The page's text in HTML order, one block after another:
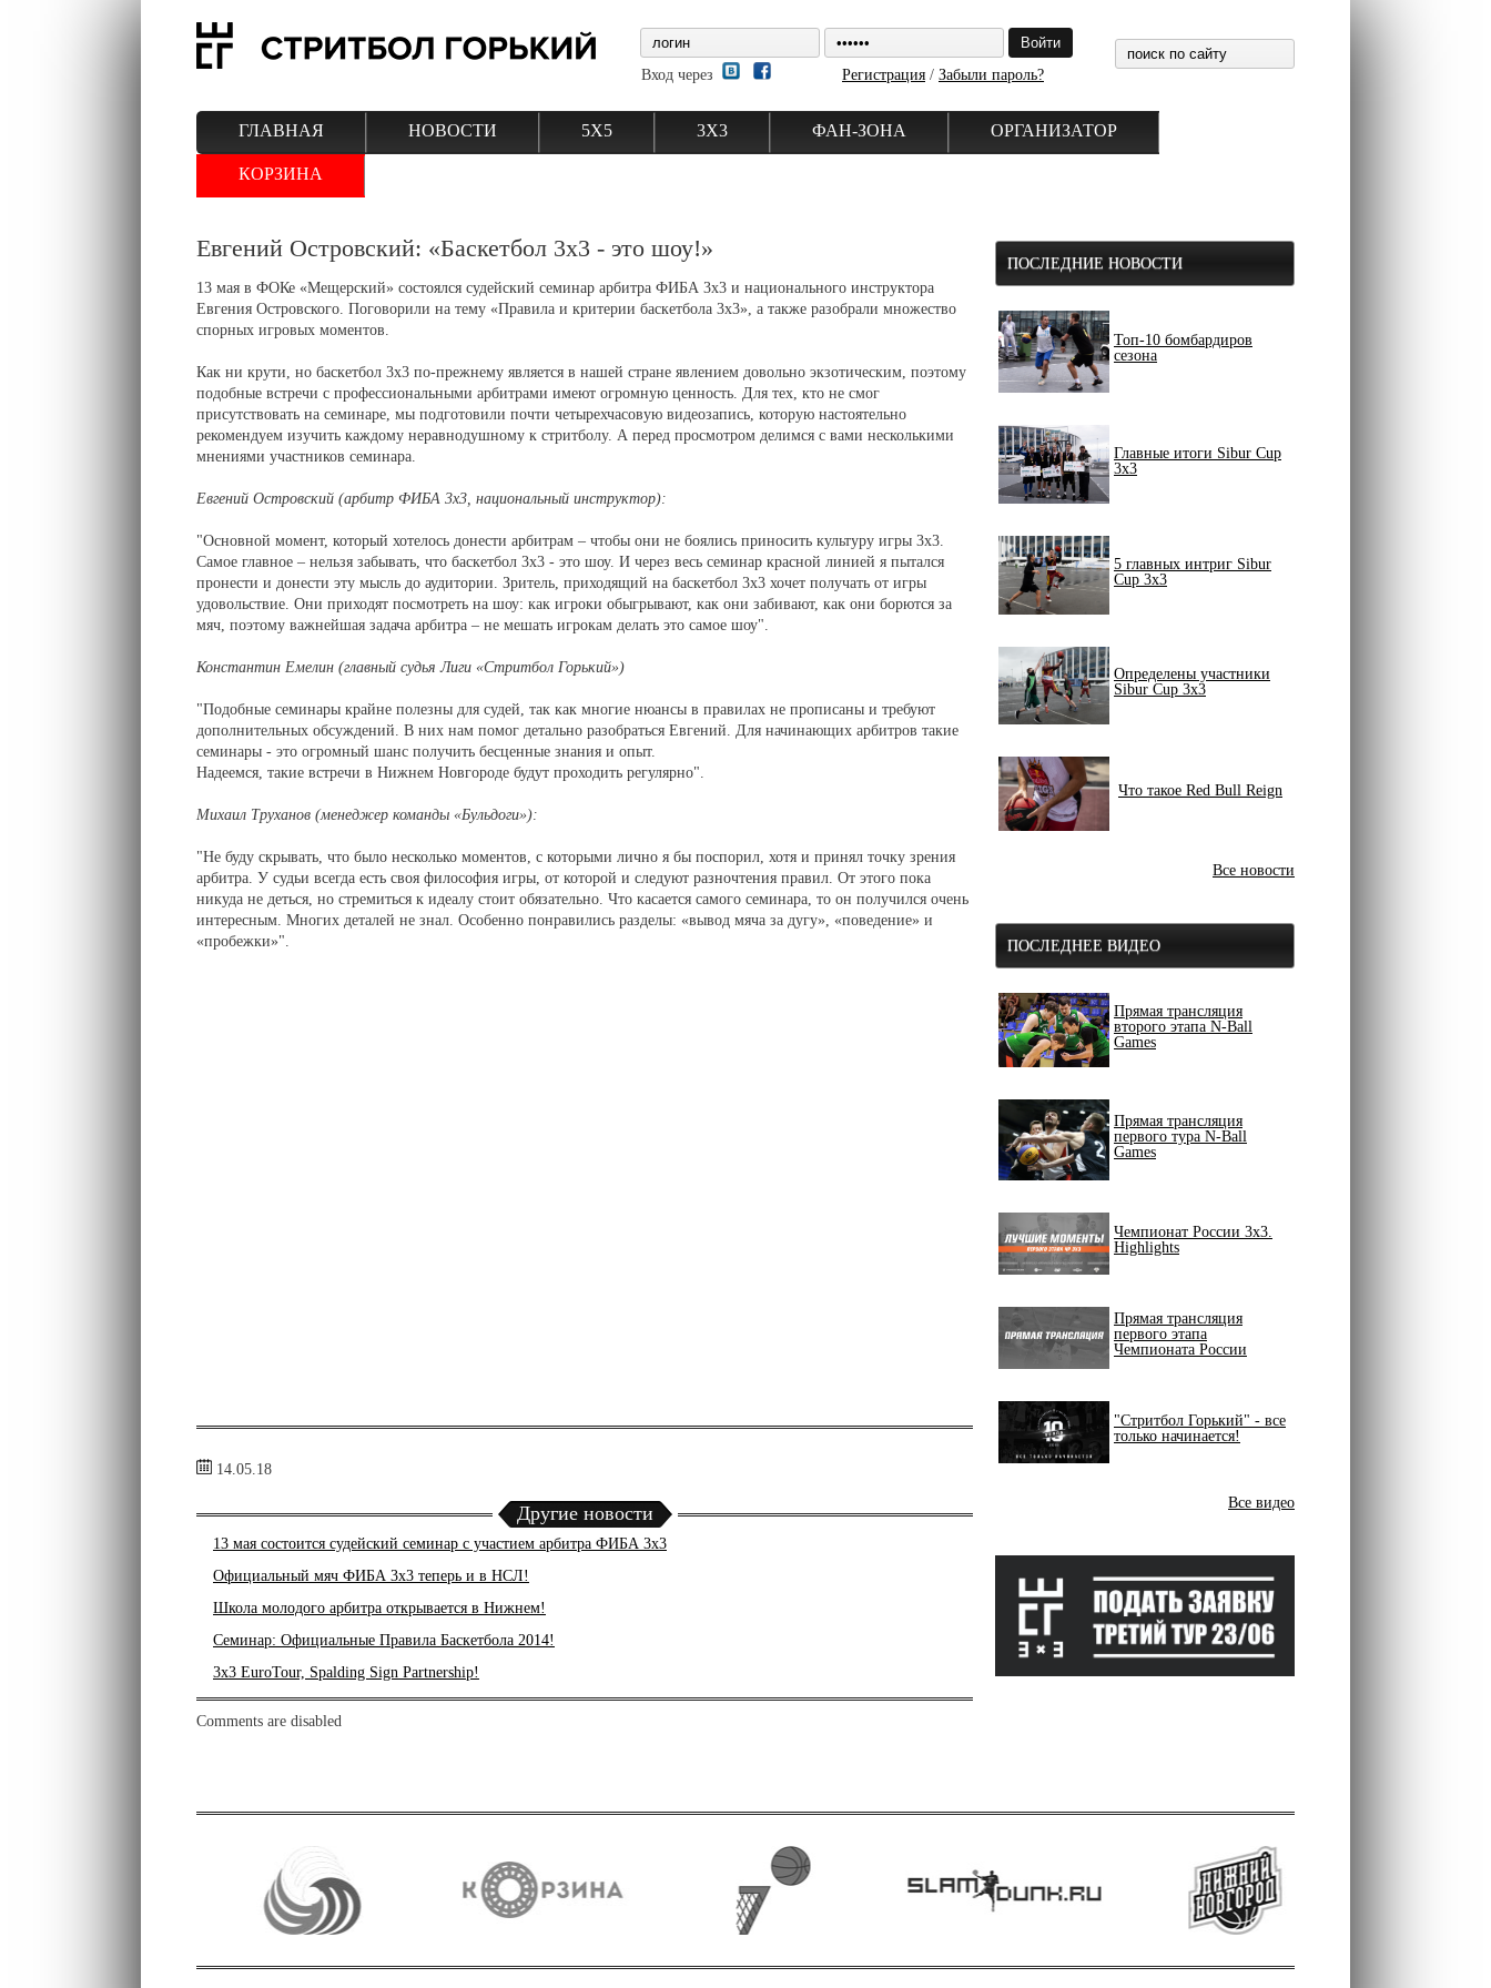
Вход через Регистрация / Забыли пароль?
ГЛАВНАЯ НОВОСТИ 5Х5 3Х3 ФАН-ЗОНА ОРГАНИЗАТОР
КОРЗИНА
Евгений Островский: «Баскетбол 3х3 - это шоу!»
13 мая в ФОКе «Мещерский» состоялся судейский семинар арбитра ФИБА 3х3 и национального инструктора
Евгения Островского. Поговорили на тему «Правила и критерии баскетбола 3x3», а также разобрали множество
спорных игровых моментов.
Как ни крути, но баскетбол 3x3 по-прежнему является в нашей стране явлением довольно экзотическим, поэтому
подобные встречи с профессиональными арбитрами имеют огромную ценность. Для тех, кто не смог
присутствовать на семинаре, мы подготовили почти четырехчасовую видеозапись, которую настоятельно
рекомендуем изучить каждому неравнодушному к стритболу. А перед просмотром делимся с вами несколькими
мнениями участников семинара.
Евгений Островский (арбитр ФИБА 3х3, национальный инструктор):
"Основной момент, который хотелось донести арбитрам – чтобы они не боялись приносить культуру игры 3х3.
Самое главное – нельзя забывать, что баскетбол 3х3 - это шоу. И через весь семинар красной линией я пытался
пронести и донести эту мысль до аудитории. Зритель, приходящий на баскетбол 3x3 хочет получать от игры
удовольствие. Они приходят посмотреть на шоу: как игроки обыгрывают, как они забивают, как они борются за
мяч, поэтому важнейшая задача арбитра – не мешать игрокам делать это самое шоу".
Константин Емелин (главный судья Лиги «Стритбол Горький»)
"Подобные семинары крайне полезны для судей, так как многие нюансы в правилах не прописаны и требуют
дополнительных обсуждений. В них нам помог детально разобраться Евгений. Для начинающих арбитров такие
семинары - это огромный шанс получить бесценные знания и опыт.
Надеемся, такие встречи в Нижнем Новгороде будут проходить регулярно".
Михаил Труханов (менеджер команды «Бульдоги»):
"Не буду скрывать, что было несколько моментов, с которыми лично я бы поспорил, хотя и принял точку зрения
арбитра. У судьи всегда есть своя философия игры, от которой и следуют разночтения правил. От этого пока
никуда не деться, но стремиться к идеалу стоит обязательно. Что касается самого семинара, то он получился очень
интересным. Многих деталей не знал. Особенно понравились разделы: «вывод мяча за дугу», «поведение» и
«пробежки»".
14.05.18
Другие новости
13 мая состоится судейский семинар с участием арбитра ФИБА 3х3
Официальный мяч ФИБА 3х3 теперь и в НСЛ!
Школа молодого арбитра открывается в Нижнем!
Семинар: Официальные Правила Баскетбола 2014!
3x3 EuroTour, Spalding Sign Partnership!
Comments are disabled
ПОСЛЕДНИЕ НОВОСТИ
Топ-10 бомбардиров
сезона
Главные итоги Sibur Cup
3x3
5 главных интриг Sibur
Cup 3x3
Определены участники
Sibur Cup 3x3
Что такое Red Bull Reign
Все новости
ПОСЛЕДНЕЕ ВИДЕО
Прямая трансляция
второго этапа N-Ball
Games
Прямая трансляция
первого тура N-Ball
Games
Чемпионат России 3х3.
Highlights
Прямая трансляция
первого этапа
Чемпионата России
"Стритбол Горький" - все
только начинается!
Все видео